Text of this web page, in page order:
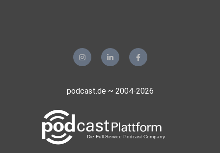
podcast.de ~ 2004-2026